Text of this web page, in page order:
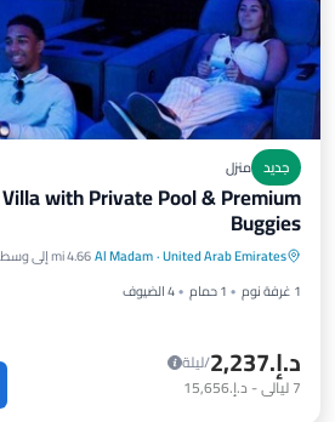
جديد منزل
with Private Pool & Premium
Buggies
United Arab Emirates
·
Al Madam4.66 mi إلى وسط المدينة
1 غرفة نوم
1 حمام 4 الضيوف
د.إ.‏2,237
/ليلة
7ليالي- د.إ.‏15,656